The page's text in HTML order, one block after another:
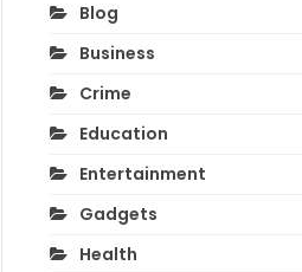
Blog
Business
Crime
Education
Entertainment
Gadgets
Health